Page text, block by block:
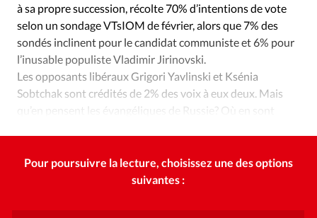
Opinions
Publireportage
Relations Aujourd'hui
Société
Tour du monde des Eglises
Trait d'Ixène
Vécu
Vie Intérieure
à sa propre succession, récolte 70% d’intentions de vote
selon un sondage VTsIOM de février, alors que 7% des
sondés inclinent pour le candidat communiste et 6% pour
l’inusable populiste Vladimir Jirinovski.
Les opposants libéraux Grigori Yavlinski et Ksénia
Sobtchak sont crédités de 2% des voix à eux deux. Mais
qu’en pensent les évangéliques de Russie? Où en sont
Pour poursuivre la lecture, choisissez une des options
suivantes :